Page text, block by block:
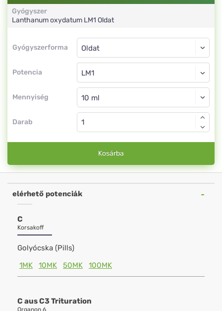
Gyógyszer
Lanthanum oxydatum LM1 Oldat
Gyógyszerforma
Gyógyszerforma
Potencia
Oldat
LM1
Mennyiség
Oldat
Darab
Kosárba
elérhető potenciák
C
Korsakoff
Golyócska (Pills)
1MK
10MK 50MK 100MK
C aus C3 Trituration
Organon 6